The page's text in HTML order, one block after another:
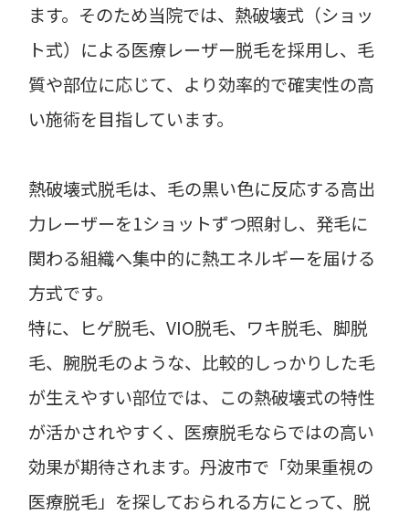
ます。そのため当院では、熱破壊式（ショッ
ト式）による医療レーザー脱毛を採用し、毛
質や部位に応じて、より効率的で確実性の高
い施術を目指しています。
熱破壊式脱毛は、毛の黒い色に反応する高出
力レーザーを1ショットずつ照射し、発毛に
関わる組織へ集中的に熱エネルギーを届ける
方式です。
特に、ヒゲ脱毛、VIO脱毛、ワキ脱毛、脚脱
毛、腕脱毛のような、比較的しっかりした毛
が生えやすい部位では、この熱破壊式の特性
が活かされやすく、医療脱毛ならではの高い
効果が期待されます。丹波市で「効果重視の
医療脱毛」を探しておられる方にとって、脱